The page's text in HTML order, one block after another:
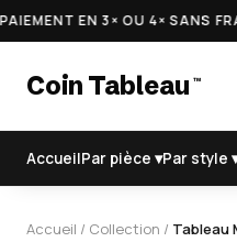
EN 3× OU 4× SANS FRAIS
Coin Tableau ™
AccueilPar pièce ▾Par style
Accueil / Collection / Tableau